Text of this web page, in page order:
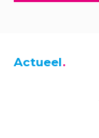
Actueel